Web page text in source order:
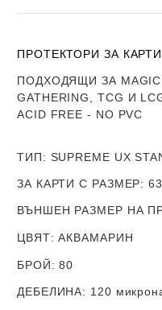
ПРОТЕКТОРИ ЗА КАРТИ
ПОДХОДЯЩИ ЗА MAGIC
GATHERING, TCG И
ACID FREE - NO PVC
ТИП: SUPREME UX
ЗА КАРТИ С РАЗМЕР:
ВЪНШЕН РАЗМЕР НА
ЦВЯТ: АКВАМАРИН
БРОЙ: 80
ДЕБЕЛИНА: 120